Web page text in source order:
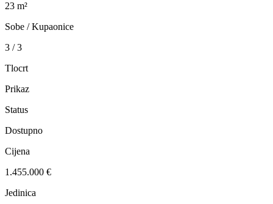
23 m²
Sobe / Kupaonice
3 / 3
Tlocrt
Prikaz
Status
Dostupno
Cijena
1.455.000 €
Jedinica